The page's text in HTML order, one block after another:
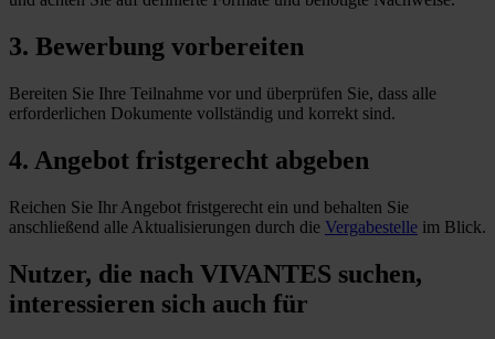
3. Bewerbung vorbereiten
Bereiten Sie Ihre Teilnahme vor und überprüfen Sie, dass alle
erforderlichen Dokumente vollständig und korrekt sind.
4. Angebot fristgerecht abgeben
Reichen Sie Ihr Angebot fristgerecht ein und behalten Sie
anschließend alle Aktualisierungen durch die Vergabestelle im Blick.
Nutzer, die nach VIVANTES suchen,
interessieren sich auch für